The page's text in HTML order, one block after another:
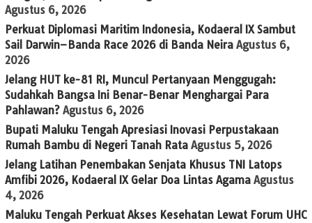
Agustus 6, 2026
Perkuat Diplomasi Maritim Indonesia, Kodaeral IX Sambut
Sail Darwin–Banda Race 2026 di Banda Neira Agustus 6,
2026
Jelang HUT ke-81 RI, Muncul Pertanyaan Menggugah:
Sudahkah Bangsa Ini Benar-Benar Menghargai Para
Pahlawan? Agustus 6, 2026
Bupati Maluku Tengah Apresiasi Inovasi Perpustakaan
Rumah Bambu di Negeri Tanah Rata Agustus 5, 2026
Jelang Latihan Penembakan Senjata Khusus TNI Latops
Amfibi 2026, Kodaeral IX Gelar Doa Lintas Agama Agustus
4, 2026
Maluku Tengah Perkuat Akses Kesehatan Lewat Forum UHC